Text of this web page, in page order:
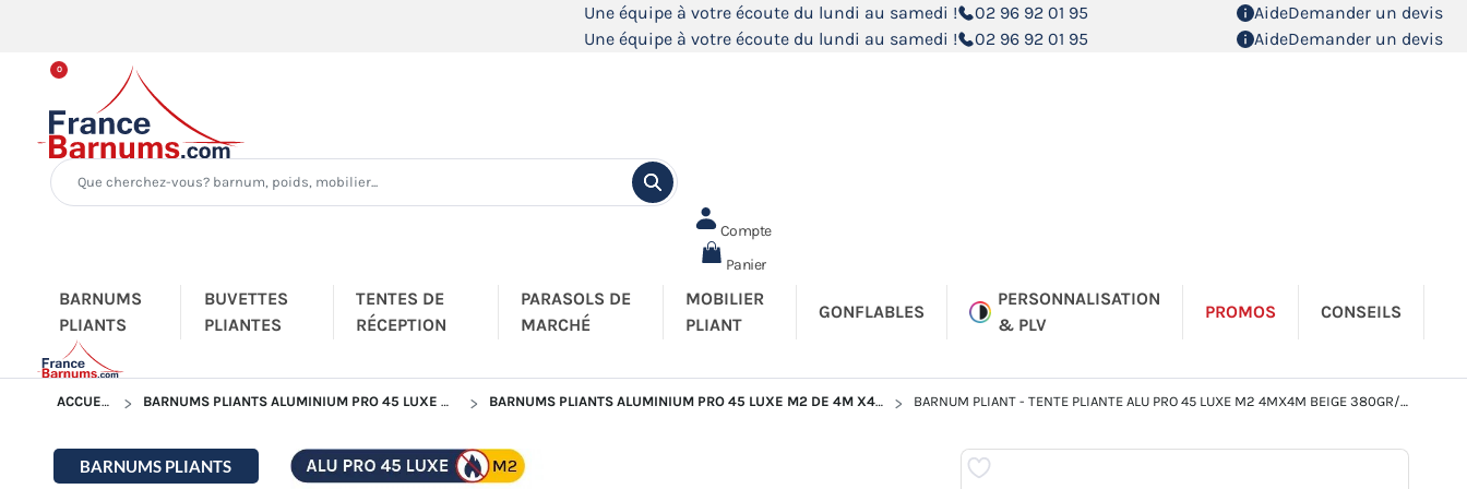
Une équipe à votre écoute du lundi au samedi ! 02 96 92 01 95 AideDemander un devis
Une équipe à votre écoute du lundi au samedi !
02 96 92 01 95 AideDemander un devis
Compte
0
Panier
BARNUMS
PLIANTS
BUVETTES
PLIANTES
TENTES DE
RÉCEPTION
PARASOLS DE
MARCHÉ
MOBILIER
PLIANT
GONFLABLES
PERSONNALISATION
& PLV
PROMOS CONSEILS
ACCUEIL BARNUMS PLIANTS ALUMINIUM PRO 45 LUXE M2 BARNUMS PLIANTS ALUMINIUM PRO 45 LUXE M2 DE 4M X4M BARNUM PLIANT - TENTE PLIANTE ALU PRO 45 LUXE M2 4MX4M BEIGE 380GR/M²
BARNUMS PLIANTS